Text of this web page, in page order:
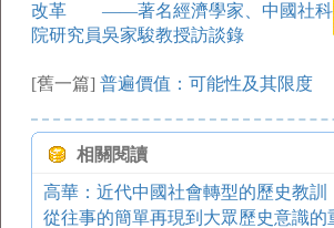
改革 ——著名經濟學家、中國社科
院研究員吳家駿教授訪談錄
[舊一篇] 普遍價值：可能性及其限度
相關閱讀
高華：近代中國社會轉型的歷史教訓